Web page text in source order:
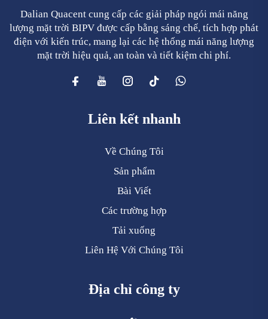
Dalian Quacent cung cấp các giải pháp ngói mái năng
lượng mặt trời BIPV được cấp bằng sáng chế, tích hợp phát
điện với kiến trúc, mang lại các hệ thống mái năng lượng
mặt trời hiệu quả, an toàn và tiết kiệm chi phí.
Liên kết nhanh
Về Chúng Tôi
Sản phẩm
Bài Viết
Các trường hợp
Tải xuống
Liên Hệ Với Chúng Tôi
Địa chỉ công ty